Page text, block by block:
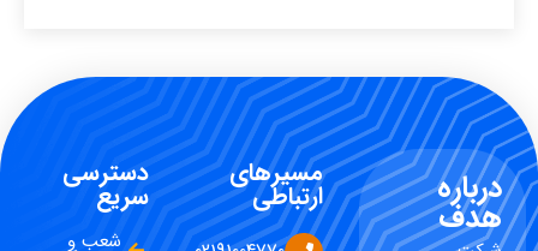
درباره
هدف
مسیرهای
ارتباطی
دسترسی
سریع
شعب و